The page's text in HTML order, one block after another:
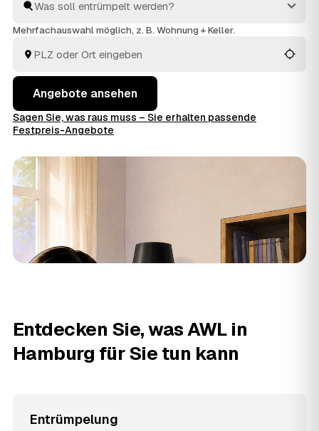
Raum bis zur komplettenHaushaltsauflösung
alles fachgerecht ausgeräumt und entsorgt. Sie
Mehrfachauswahl möglich, z. B. Wohnung + Keller.
Angebote ansehen
Sagen Sie, was raus muss – Sie erhalten passende
Festpreis-Angebote
Entdecken Sie, was AWL in
Hamburg für Sie tun kann
Entrümpelung